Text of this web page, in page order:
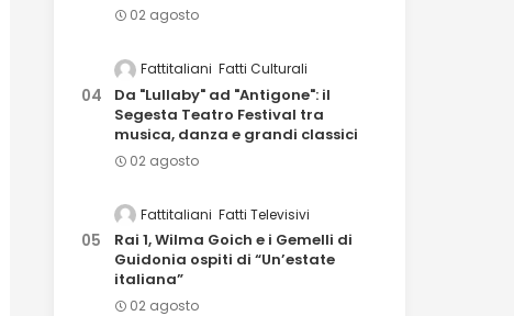
02 agosto
Fattitaliani Fatti Culturali
Da "Lullaby" ad "Antigone": il
Segesta Teatro Festival tra
musica, danza e grandi classici
02 agosto
Fattitaliani Fatti Televisivi
Rai 1, Wilma Goich e i Gemelli di
Guidonia ospiti di “Un’estate
italiana”
02 agosto